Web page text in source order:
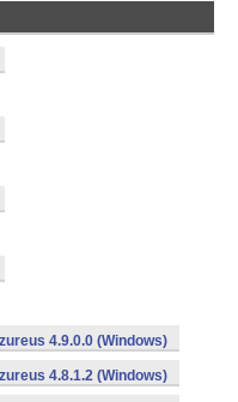
4.9.0.0 (Windows)
4.8.1.2 (Windows)